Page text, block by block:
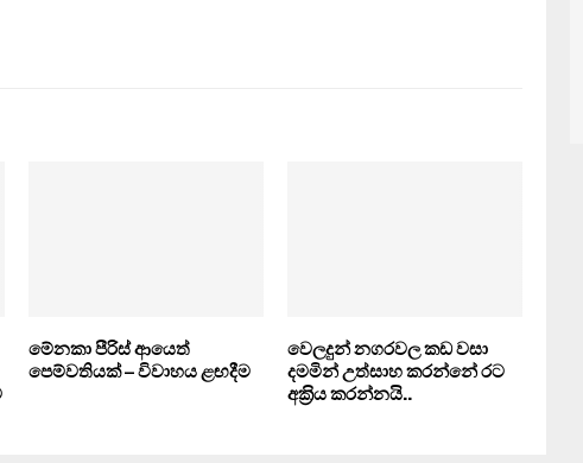
මේනකා පීරිස් ආයෙත්
පෙම්වතියක් – විවාහය ළඟදීම
වෙලදුන් නගරවල කඩ වසා
දමමින් උත්සාහ කරන්නේ රට
අක‍්‍රිය කරන්නයි..